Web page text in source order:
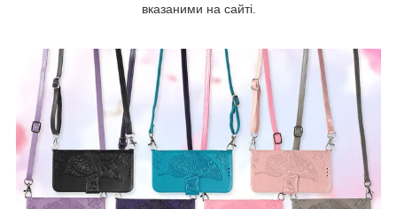
вказаними на сайті.